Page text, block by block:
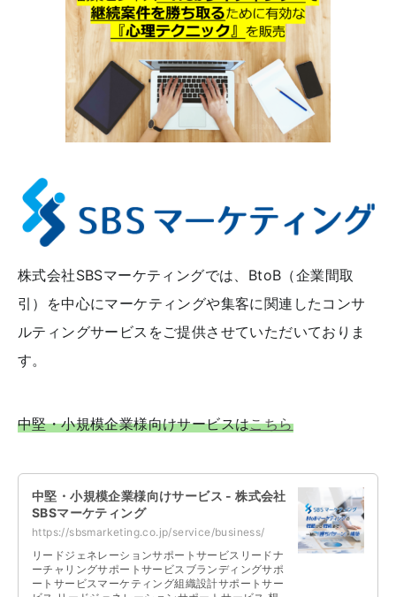
株式会社SBSマーケティングでは、BtoB（企業間取
引）を中心にマーケティングや集客に関連したコンサ
ルティングサービスをご提供させていただいておりま
す。
中堅・小規模企業様向けサービスはこちら
中堅・小規模企業様向けサービス - 株式会社
SBSマーケティング
https://sbsmarketing.co.jp/service/business/
リードジェネレーションサポートサービスリードナ
ーチャリングサポートサービスブランディングサポ
ートサービスマーケティング組織設計サポートサー